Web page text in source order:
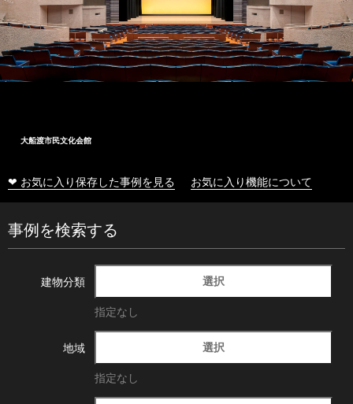
大船渡市民文化会館
❤ お気に入り保存した事例を見る お気に入り機能について
事例を検索する
建物分類 選択
指定なし
地域 選択
指定なし